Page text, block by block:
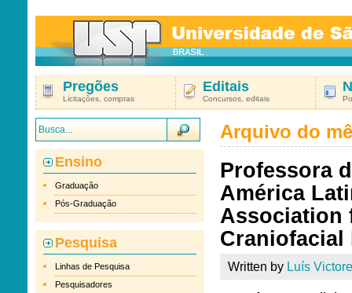
Pregões
Licitações, compras
Editais
Concursos, editais
Ensino
Graduação
Pós-Graduação
Pesquisa
Linhas de Pesquisa
Pesquisadores
Arquivo do
Professora
América
Association
Craniofacial
Written by Luís